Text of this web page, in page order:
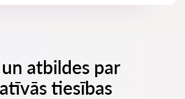
atbildes par
tiesības